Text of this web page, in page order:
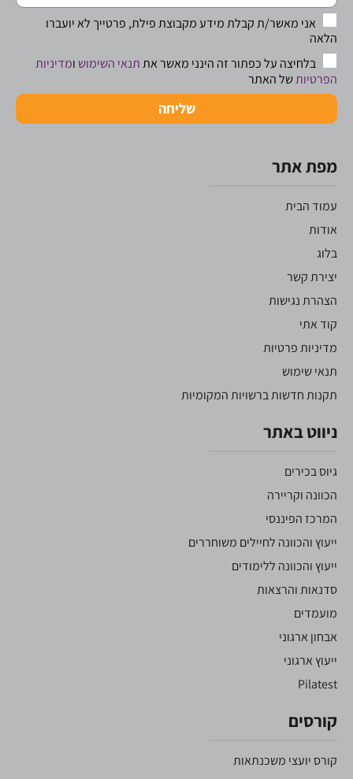
אני מאשר/ת קבלת מידע מקבוצת פילת, פרטייך לא יועברו
הלאה
בלחיצה על כפתור זה הינני מאשר אתתנאי השימוש ומדיניות
הפרטיותשל האתר
שליחה
מפת אתר
עמוד הבית
אודות
בלוג
יצירת קשר
הצהרת נגישות
קוד אתי
מדיניות פרטיות
תנאי שימוש
תקנות חדשות ברשויות המקומיות
ניווט באתר
גיוס בכירים
הכוונה וקריירה
המרכז הפיננסי
ייעוץ והכוונה לחיילים משוחררים
ייעוץ והכוונה ללימודים
סדנאות והרצאות
מועמדים
אבחון ארגוני
ייעוץ ארגוני
Pilatest
קורסים
קורס יועצי משכנתאות